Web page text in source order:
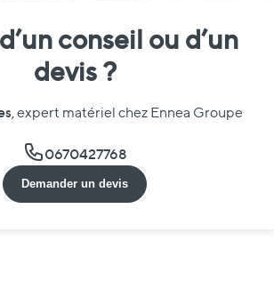
conseil ou d’un
devis ?
, expert matériel chez Ennea Groupe
0670427768
Demander un devis